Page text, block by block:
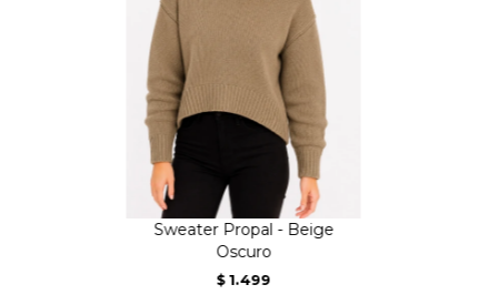
Sweater Propal - Beige
Oscuro
$ 1.499